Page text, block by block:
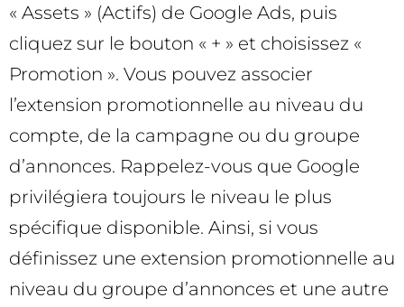
« Assets » (Actifs) de Google Ads, puis
cliquez sur le bouton « + » et choisissez «
Promotion ». Vous pouvez associer
l’extension promotionnelle au niveau du
compte, de la campagne ou du groupe
d’annonces. Rappelez-vous que Google
privilégiera toujours le niveau le plus
spécifique disponible. Ainsi, si vous
définissez une extension promotionnelle au
niveau du groupe d’annonces et une autre